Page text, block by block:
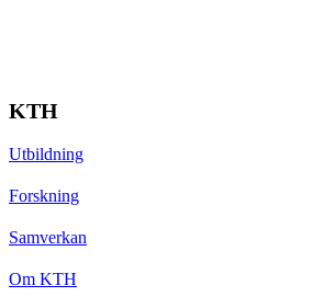
KTH
Utbildning
Forskning
Samverkan
Om KTH